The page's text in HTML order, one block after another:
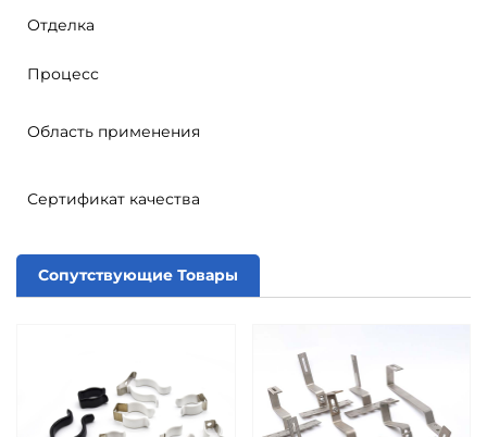
Отделка
Процесс
Область применения
Сертификат качества
Сопутствующие Товары